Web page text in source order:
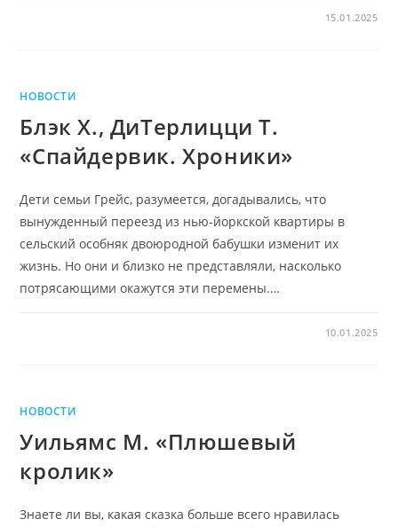
15.01.2025
НОВОСТИ
Блэк Х., ДиТерлицци Т.
«Спайдервик. Хроники»
Дети семьи Грейс, разумеется, догадывались, что
вынужденный переезд из нью-йоркской квартиры в
сельский особняк двоюродной бабушки изменит их
жизнь. Но они и близко не представляли, насколько
потрясающими окажутся эти перемены.…
10.01.2025
НОВОСТИ
Уильямс М. «Плюшевый
кролик»
Знаете ли вы, какая сказка больше всего нравилась